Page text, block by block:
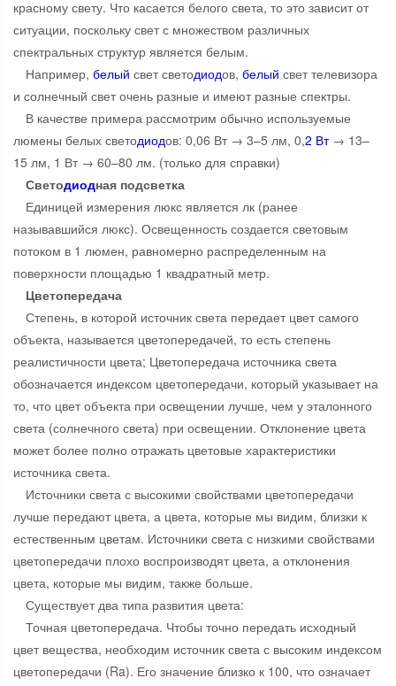
красному свету. Что касается белого света, то это зависит от
ситуации, поскольку свет с множеством различных
спектральных структур является белым.
Например, белый свет светодиодов, белый свет телевизора
и солнечный свет очень разные и имеют разные спектры.
В качестве примера рассмотрим обычно используемые
люмены белых светодиодов: 0,06 Вт → 3–5 лм, 0,2 Вт→ 13–
15 лм, 1 Вт → 60–80 лм. (только для справки)
Светодиодная подсветка
Единицей измерения люкс является лк (ранее
называвшийся люкс). Освещенность создается световым
потоком в 1 люмен, равномерно распределенным на
поверхности площадью 1 квадратный метр.
Цветопередача
Степень, в которой источник света передает цвет самого
объекта, называется цветопередачей, то есть степень
реалистичности цвета; Цветопередача источника света
обозначается индексом цветопередачи, который указывает на
то, что цвет объекта при освещении лучше, чем у эталонного
света (солнечного света) при освещении. Отклонение цвета
может более полно отражать цветовые характеристики
источника света.
Источники света с высокими свойствами цветопередачи
лучше передают цвета, а цвета, которые мы видим, близки к
естественным цветам. Источники света с низкими свойствами
цветопередачи плохо воспроизводят цвета, а отклонения
цвета, которые мы видим, также больше.
Существует два типа развития цвета:
Точная цветопередача. Чтобы точно передать исходный
цвет вещества, необходим источник света с высоким индексом
цветопередачи (Ra). Его значение близко к 100, что означает